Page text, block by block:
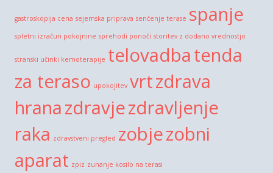
gastroskopija cena sejemska priprava senčenje terase spanje
spletni izračun pokojnine sprehodi ponoči storitev z dodano vrednostjo
stranski učinki kemoterapije telovadbatenda
za teraso upokojitev vrtzdrava
hranazdravjezdravljenje
raka zdravstveni pregled zobjezobni
aparat zpiz zunanje kosilo na terasi